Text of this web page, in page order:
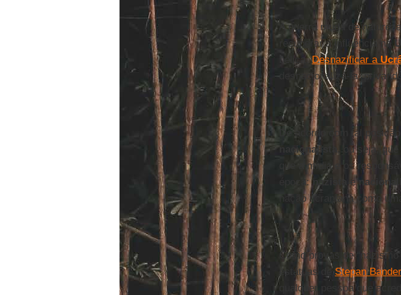
A guerra muda de
recuperar a influência na
bélica.Desnazificar a
desnacionalizá-la,
De acordo com tal
nacionalista
, ou seja,
que a mídia e os
época: nazista e
nação ucraniana como
Como provas de
estátuas deStepan
qualquer pessoa que